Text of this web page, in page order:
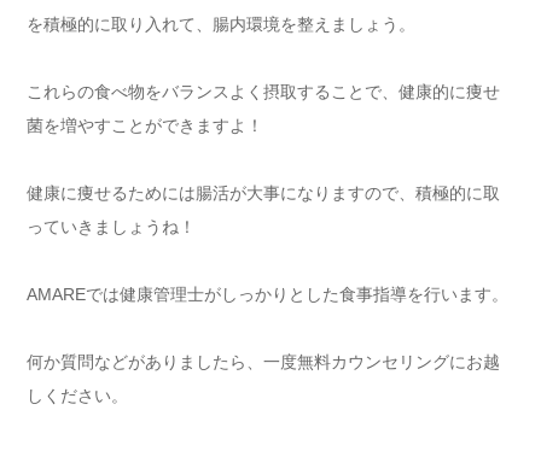
を積極的に取り入れて、腸内環境を整えましょう。
これらの食べ物をバランスよく摂取することで、健康的に痩せ
菌を増やすことができますよ！
健康に痩せるためには腸活が大事になりますので、積極的に取
っていきましょうね！
AMAREでは健康管理士がしっかりとした食事指導を行います。
何か質問などがありましたら、一度無料カウンセリングにお越
しください。